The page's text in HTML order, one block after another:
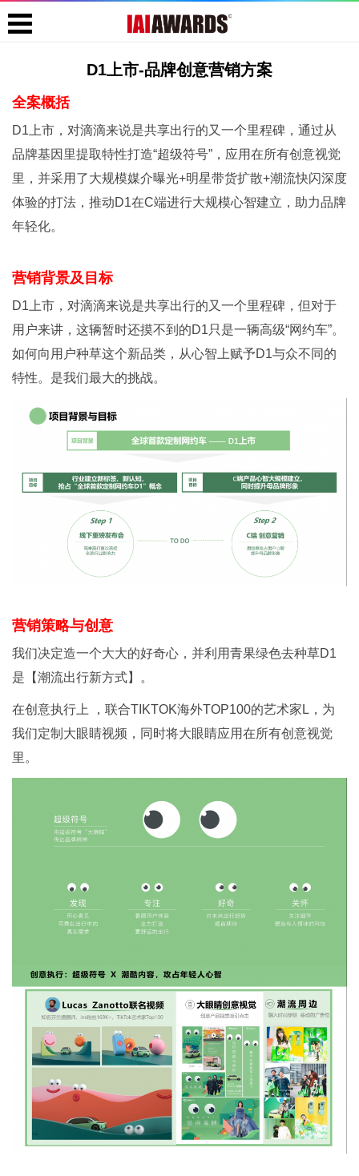
D1上市-品牌创意营销方案
全案概括
D1上市，对滴滴来说是共享出行的又一个里程碑，通过从
品牌基因里提取特性打造“超级符号”，应用在所有创意视觉
里，并采用了大规模媒介曝光+明星带货扩散+潮流快闪深度
体验的打法，推动D1在C端进行大规模心智建立，助力品牌
年轻化。
营销背景及目标
D1上市，对滴滴来说是共享出行的又一个里程碑，但对于
用户来讲，这辆暂时还摸不到的D1只是一辆高级“网约车”。
如何向用户种草这个新品类，从心智上赋予D1与众不同的
特性。是我们最大的挑战。
营销策略与创意
我们决定造一个大大的好奇心，并利用青果绿色去种草D1
是【潮流出行新方式】。
在创意执行上 ，联合TIKTOK海外TOP100的艺术家L，为
我们定制大眼睛视频，同时将大眼睛应用在所有创意视觉
里。